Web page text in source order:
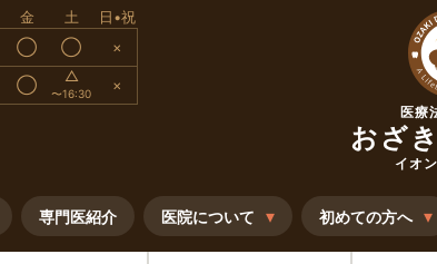
医療
おざ
イオ
金 土 日•祝
◯ ◯ ×
◯ △
〜16:30
×
専門医紹介 医院について 初めての方へ